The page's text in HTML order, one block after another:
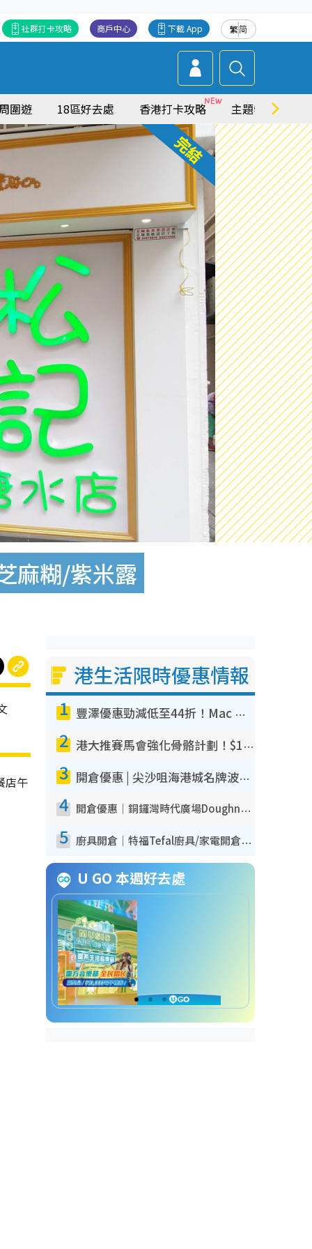
繁简
下載 App
商戶中心
社群打卡攻略
圍遊 18區好去處 香港打卡攻略 主題特集
麻糊/紫米露
店午
港生活限時優惠情報
1 豐澤優惠勁減低至44折！Mac mini/iPhone17Pro大減價！廚房家電$220起
2 港大推賽馬會強化骨骼計劃！$100骨質密度X光檢查 完成免費運動訓練送超市禮券！附參加資格
3 開倉優惠 | 尖沙咀海港城名牌波鞋開倉低至1折！On鞋$899起／Joy&Peace鞋履$98起
4 開倉優惠｜銅鑼灣時代廣場Doughnut/Campo Marzio開倉低至1折！背囊、書包、手袋劈價$200起
5 廚具開倉｜特福Tefal廚具/家電開倉低至3折！$220起買平底鍋/炒鑊/湯煲！電飯煲/吸塵機/燙斗$418起
U GO 本週好去處